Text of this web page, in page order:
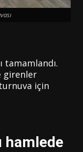
tamamlandı.
girenler
için
hamlede